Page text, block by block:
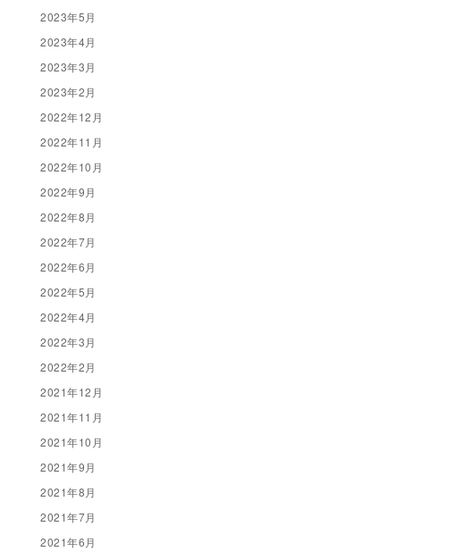
2023年5月
2023年4月
2023年3月
2023年2月
2022年12月
2022年11月
2022年10月
2022年9月
2022年8月
2022年7月
2022年6月
2022年5月
2022年4月
2022年3月
2022年2月
2021年12月
2021年11月
2021年10月
2021年9月
2021年8月
2021年7月
2021年6月